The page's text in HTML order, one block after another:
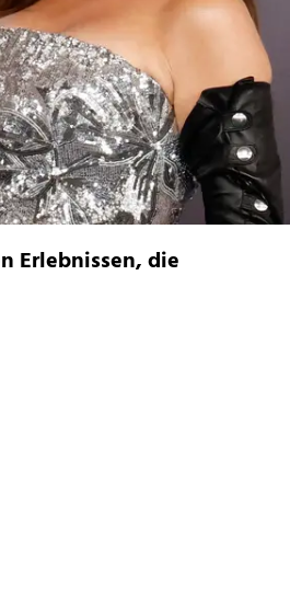
Erlebnissen, die